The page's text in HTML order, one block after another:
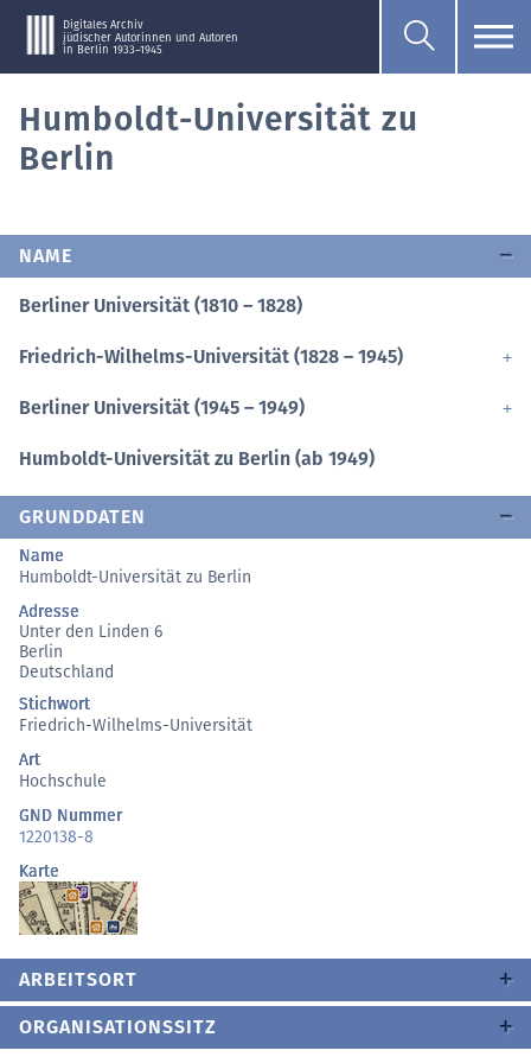
Digitales Archiv
jüdischer Autorinnen und Autoren
in Berlin 1933–1945
Humboldt-Universität zu
Berlin
NAME
Berliner Universität (1810 – 1828)
Friedrich-Wilhelms-Universität (1828 – 1945)
Berliner Universität (1945 – 1949)
Humboldt-Universität zu Berlin (ab 1949)
GRUNDDATEN
Name
Humboldt-Universität zu Berlin
Adresse
Unter den Linden 6
Berlin
Deutschland
Stichwort
Friedrich-Wilhelms-Universität
Art
Hochschule
GND Nummer
1220138-8
Karte
ARBEITSORT
ORGANISATIONSSITZ